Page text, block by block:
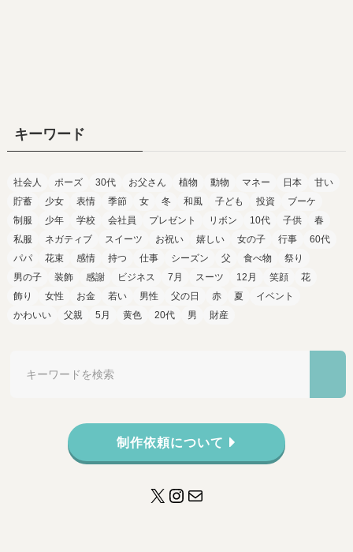
キーワード
社会人 ポーズ 30代 お父さん 植物 動物 マネー 日本
甘い
貯蓄
少女 表情 季節 女 冬 和風 子ども 投資
ブーケ
制服
少年 学校 会社員 プレゼント リボン 10代 子供
春
私服
ネガティブ スイーツ お祝い 嬉しい 女の子 行事
60代
パパ
花束 感情 持つ 仕事 シーズン 父 食べ物
祭り
男の子
装飾 感謝 ビジネス 7月 スーツ 12月 笑顔
花
飾り
女性 お金 若い 男性 父の日 赤 夏
イベント
かわいい
父親 5月 黄色 20代 男 財産
制作依頼について
X Instagram
メール